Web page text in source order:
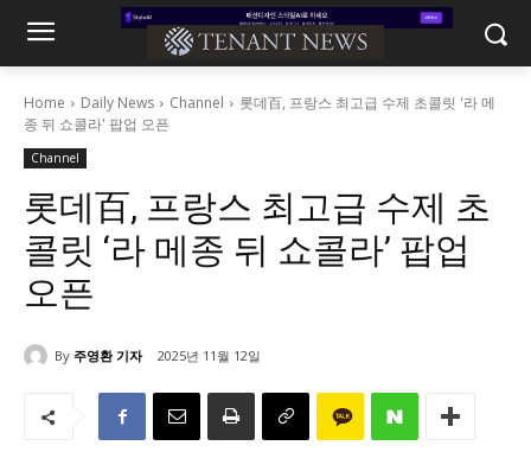
Home Daily News Channel
롯데百, 프랑스 최고급 수제 초콜릿 '라 메
종 뒤 쇼콜라' 팝업 오픈
Channel
롯데百, 프랑스 최고급 수제 초
콜릿 ‘라 메종 뒤 쇼콜라’ 팝업
오픈
By 주영환 기자 2025년 11월 12일